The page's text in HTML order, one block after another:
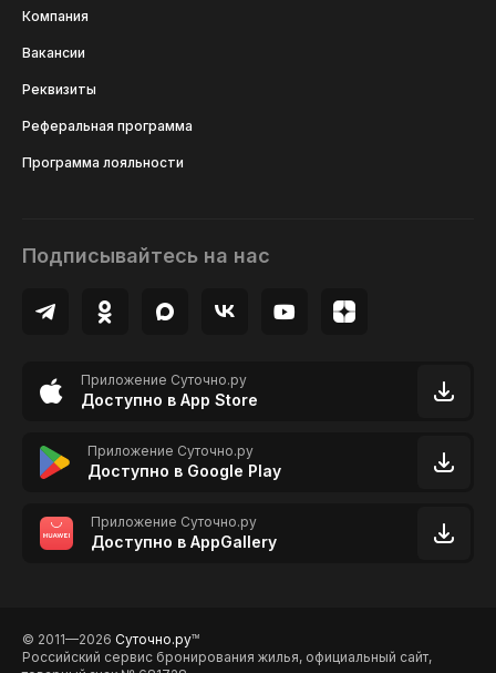
Компания
Вакансии
Реквизиты
Реферальная программа
Программа лояльности
Подписывайтесь на нас
Приложение Суточно.ру
Доступно в App Store
Приложение Суточно.ру
Доступно в Google Play
Приложение Суточно.ру
Доступно в AppGallery
© 2011—2026 Суточно.руTM
Российский сервис бронирования жилья, официальный сайт,